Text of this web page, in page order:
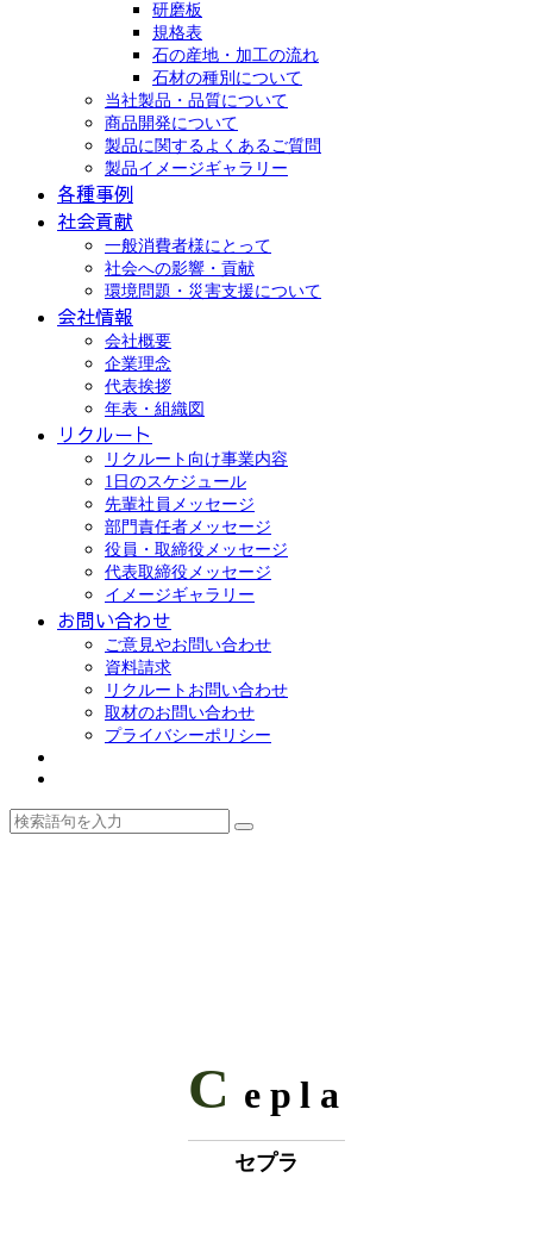
研磨板
規格表
石の産地・加工の流れ
石材の種別について
当社製品・品質について
商品開発について
製品に関するよくあるご質問
製品イメージギャラリー
各種事例
社会貢献
一般消費者様にとって
社会への影響・貢献
環境問題・災害支援について
会社情報
会社概要
企業理念
代表挨拶
年表・組織図
リクルート
リクルート向け事業内容
1日のスケジュール
先輩社員メッセージ
部門責任者メッセージ
役員・取締役メッセージ
代表取締役メッセージ
イメージギャラリー
お問い合わせ
ご意見やお問い合わせ
資料請求
リクルートお問い合わせ
取材のお問い合わせ
プライバシーポリシー
C epla
セプラ